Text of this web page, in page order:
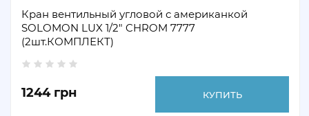
Кран вентильный угловой с американкой
SOLOMON LUX 1/2" CHROM 7777
(2шт.КОМПЛЕКТ)
1244 грн КУПИТЬ